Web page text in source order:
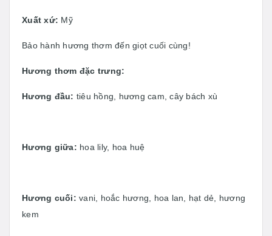
Xuất xứ: Mỹ
Bảo hành hương thơm đến giọt cuối cùng!
Hương thơm đặc trưng:
Hương đầu: tiêu hồng, hương cam, cây bách xù
Hương giữa: hoa lily, hoa huệ
Hương cuối: vani, hoắc hương, hoa lan, hạt dẻ, hương
kem